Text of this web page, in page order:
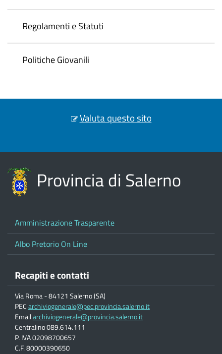
Regolamenti e Statuti
Politiche Giovanili
Valuta questo sito
Provincia di Salerno
Amministrazione Trasparente
Albo Pretorio On Line
Recapiti e contatti
Via Roma - 84121 Salerno (SA)
PECarchiviogenerale@pec.provincia.salerno.it
Emailarchiviogenerale@provincia.salerno.it
Centralino 089.614.111
P. IVA 02098700657
C.F. 80000390650